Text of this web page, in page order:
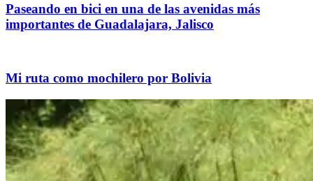
Paseando en bici en una de las avenidas más
importantes de Guadalajara, Jalisco
Mi ruta como mochilero por Bolivia